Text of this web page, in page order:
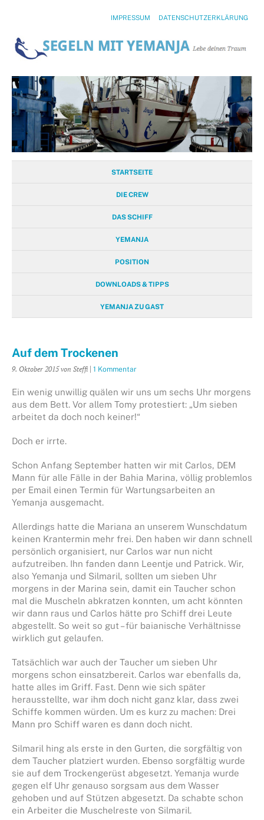
IMPRESSUM DATENSCHUTZERKLÄRUNG
STARTSEITE
DIE CREW
DAS SCHIFF
YEMANJA
POSITION
DOWNLOADS & TIPPS
YEMANJA ZU GAST
Auf dem Trockenen
9. Oktober 2015von Steffi 1 Kommentar
Ein wenig unwillig quälen wir uns um sechs Uhr morgens
aus dem Bett. Vor allem Tomy protestiert: „Um sieben
arbeitet da doch noch keiner!“
Doch er irrte.
Schon Anfang September hatten wir mit Carlos, DEM
Mann für alle Fälle in der Bahia Marina, völlig problemlos
per Email einen Termin für Wartungsarbeiten an
Yemanja ausgemacht.
Allerdings hatte die Mariana an unserem Wunschdatum
keinen Krantermin mehr frei. Den haben wir dann schnell
persönlich organisiert, nur Carlos war nun nicht
aufzutreiben. Ihn fanden dann Leentje und Patrick. Wir,
also Yemanja und Silmaril, sollten um sieben Uhr
morgens in der Marina sein, damit ein Taucher schon
mal die Muscheln abkratzen konnten, um acht könnten
wir dann raus und Carlos hätte pro Schiff drei Leute
abgestellt. So weit so gut – für baianische Verhältnisse
wirklich gut gelaufen.
Tatsächlich war auch der Taucher um sieben Uhr
morgens schon einsatzbereit. Carlos war ebenfalls da,
hatte alles im Griff. Fast. Denn wie sich später
herausstellte, war ihm doch nicht ganz klar, dass zwei
Schiffe kommen würden. Um es kurz zu machen: Drei
Mann pro Schiff waren es dann doch nicht.
Silmaril hing als erste in den Gurten, die sorgfältig von
dem Taucher platziert wurden. Ebenso sorgfältig wurde
sie auf dem Trockengerüst abgesetzt. Yemanja wurde
gegen elf Uhr genauso sorgsam aus dem Wasser
gehoben und auf Stützen abgesetzt. Da schabte schon
ein Arbeiter die Muschelreste von Silmaril.